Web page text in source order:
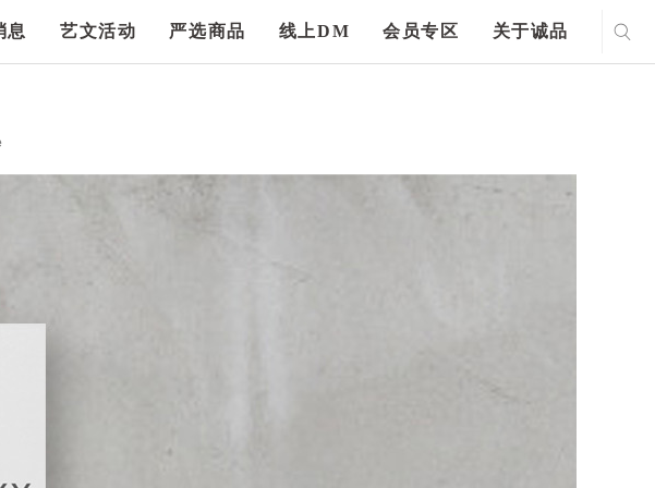
息 艺文活动 严选商品 线上DM 会员专区 关于诚品